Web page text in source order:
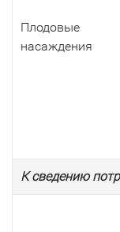
Плодовые
насаждения
К сведению